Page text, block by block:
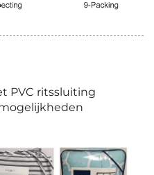
PVC ritssluiting